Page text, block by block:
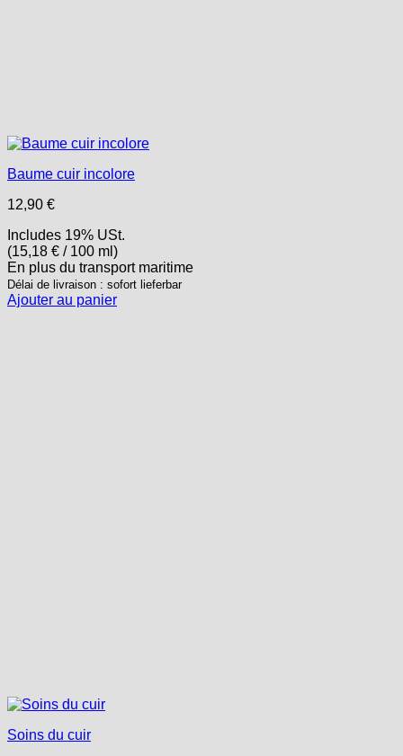
Baume cuir incolore
12,90 €
Includes 19% USt.
(15,18 € / 100 ml)
En plus du transportmaritime
Délai de livraison : sofort lieferbar
Ajouter au panier
Soins du cuir